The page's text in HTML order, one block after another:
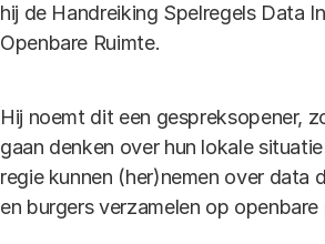
hij de Handreiking Spelregels Data
Openbare Ruimte.
Hij noemt dit een gespreksopener,
gaan denken over hun lokale
regie kunnen (her)nemen over data
en burgers verzamelen op openbare